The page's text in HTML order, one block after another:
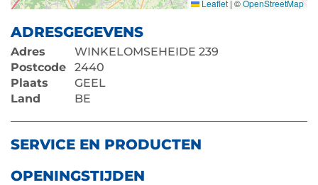
Leaflet | ©OpenStreetMap
ADRESGEGEVENS
Adres
WINKELOMSEHEIDE 239
Postcode
2440
Plaats
GEEL
Land
BE
SERVICE EN PRODUCTEN
OPENINGSTIJDEN